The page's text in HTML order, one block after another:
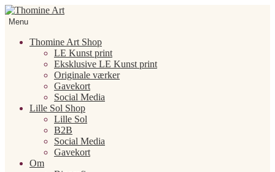
Spring
til
Spring
tilMenu
Thomine Art Shop
LE Kunst print
Eksklusive LE Kunst print
Originale værker
Gavekort
Social Media
Lille Sol Shop
Lille Sol
B2B
Social Media
Gavekort
Om